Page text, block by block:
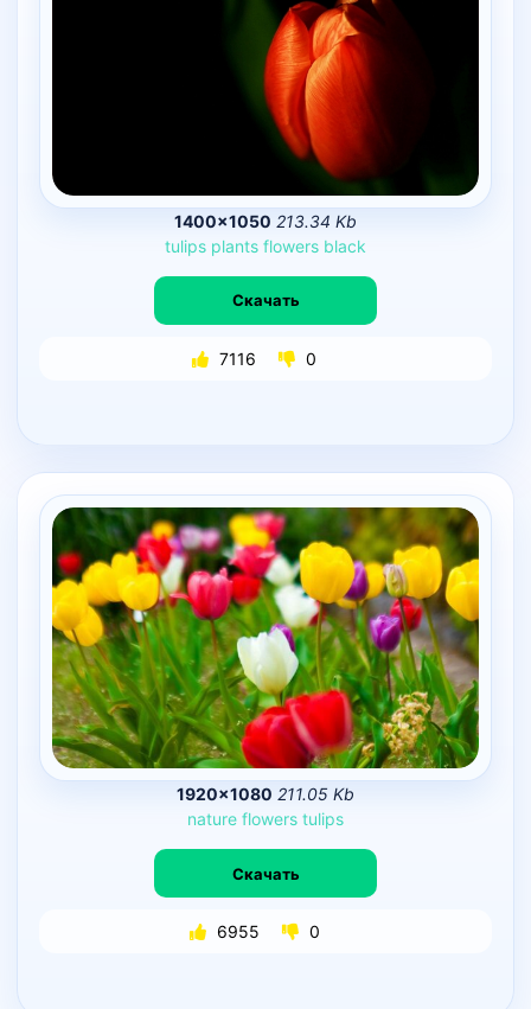
1400×1050 213.34 Kb
tulips plants flowers black
Скачать
7116 0
1920×1080 211.05 Kb
nature flowers tulips
Скачать
6955 0